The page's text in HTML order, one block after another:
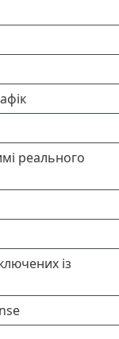
реального
із